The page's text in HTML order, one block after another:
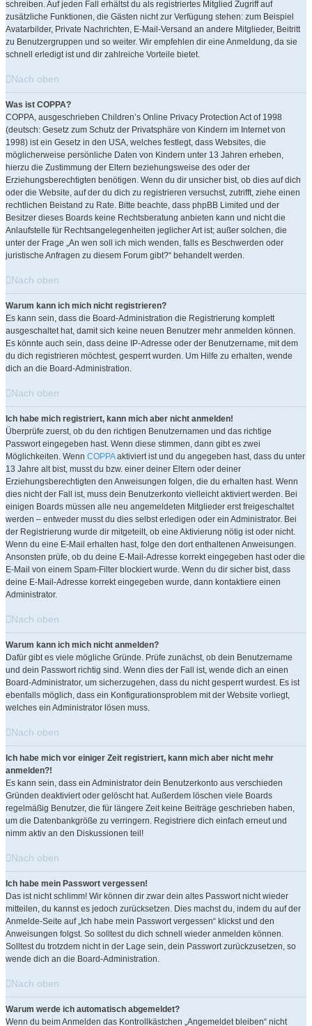
schreiben. Auf jeden Fall erhältst du als registriertes Mitglied Zugriff auf
zusätzliche Funktionen, die Gästen nicht zur Verfügung stehen: zum Beispiel
Avatarbilder, Private Nachrichten, E-Mail-Versand an andere Mitglieder, Beitritt
zu Benutzergruppen und so weiter. Wir empfehlen dir eine Anmeldung, da sie
schnell erledigt ist und dir zahlreiche Vorteile bietet.
Nach oben
Was ist COPPA?
COPPA, ausgeschrieben Children’s Online Privacy Protection Act of 1998
(deutsch: Gesetz zum Schutz der Privatsphäre von Kindern im Internet von
1998) ist ein Gesetz in den USA, welches festlegt, dass Websites, die
möglicherweise persönliche Daten von Kindern unter 13 Jahren erheben,
hierzu die Zustimmung der Eltern beziehungsweise des oder der
Erziehungsberechtigten benötigen. Wenn du dir unsicher bist, ob dies auf dich
oder die Website, auf der du dich zu registrieren versuchst, zutrifft, ziehe einen
rechtlichen Beistand zu Rate. Bitte beachte, dass phpBB Limited und der
Besitzer dieses Boards keine Rechtsberatung anbieten kann und nicht die
Anlaufstelle für Rechtsangelegenheiten jeglicher Art ist; außer solchen, die
unter der Frage „An wen soll ich mich wenden, falls es Beschwerden oder
juristische Anfragen zu diesem Forum gibt?“ behandelt werden.
Nach oben
Warum kann ich mich nicht registrieren?
Es kann sein, dass die Board-Administration die Registrierung komplett
ausgeschaltet hat, damit sich keine neuen Benutzer mehr anmelden können.
Es könnte auch sein, dass deine IP-Adresse oder der Benutzername, mit dem
du dich registrieren möchtest, gesperrt wurden. Um Hilfe zu erhalten, wende
dich an die Board-Administration.
Nach oben
Ich habe mich registriert, kann mich aber nicht anmelden!
Überprüfe zuerst, ob du den richtigen Benutzernamen und das richtige
Passwort eingegeben hast. Wenn diese stimmen, dann gibt es zwei
Möglichkeiten. Wenn COPPAaktiviert ist und du angegeben hast, dass du unter
13 Jahre alt bist, musst du bzw. einer deiner Eltern oder deiner
Erziehungsberechtigten den Anweisungen folgen, die du erhalten hast. Wenn
dies nicht der Fall ist, muss dein Benutzerkonto vielleicht aktiviert werden. Bei
einigen Boards müssen alle neu angemeldeten Mitglieder erst freigeschaltet
werden – entweder musst du dies selbst erledigen oder ein Administrator. Bei
der Registrierung wurde dir mitgeteilt, ob eine Aktivierung nötig ist oder nicht.
Wenn du eine E-Mail erhalten hast, folge den dort enthaltenen Anweisungen.
Ansonsten prüfe, ob du deine E-Mail-Adresse korrekt eingegeben hast oder die
E-Mail von einem Spam-Filter blockiert wurde. Wenn du dir sicher bist, dass
deine E-Mail-Adresse korrekt eingegeben wurde, dann kontaktiere einen
Administrator.
Nach oben
Warum kann ich mich nicht anmelden?
Dafür gibt es viele mögliche Gründe. Prüfe zunächst, ob dein Benutzername
und dein Passwort richtig sind. Wenn dies der Fall ist, wende dich an einen
Board-Administrator, um sicherzugehen, dass du nicht gesperrt wurdest. Es ist
ebenfalls möglich, dass ein Konfigurationsproblem mit der Website vorliegt,
welches ein Administrator lösen muss.
Nach oben
Ich habe mich vor einiger Zeit registriert, kann mich aber nicht mehr
anmelden?!
Es kann sein, dass ein Administrator dein Benutzerkonto aus verschieden
Gründen deaktiviert oder gelöscht hat. Außerdem löschen viele Boards
regelmäßig Benutzer, die für längere Zeit keine Beiträge geschrieben haben,
um die Datenbankgröße zu verringern. Registriere dich einfach erneut und
nimm aktiv an den Diskussionen teil!
Nach oben
Ich habe mein Passwort vergessen!
Das ist nicht schlimm! Wir können dir zwar dein altes Passwort nicht wieder
mitteilen, du kannst es jedoch zurücksetzen. Dies machst du, indem du auf der
Anmelde-Seite auf „Ich habe mein Passwort vergessen“ klickst und den
Anweisungen folgst. So solltest du dich schnell wieder anmelden können.
Solltest du trotzdem nicht in der Lage sein, dein Passwort zurückzusetzen, so
wende dich an die Board-Administration.
Nach oben
Warum werde ich automatisch abgemeldet?
Wenn du beim Anmelden das Kontrollkästchen „Angemeldet bleiben“ nicht